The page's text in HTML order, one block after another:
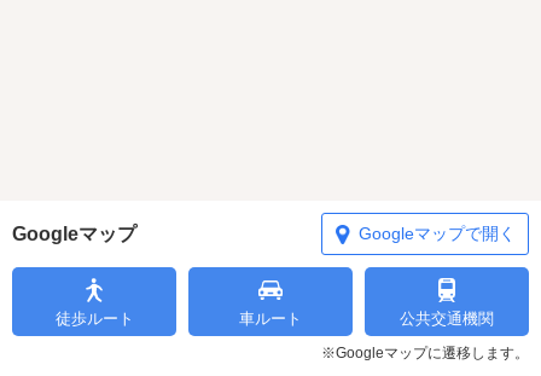
Googleマップ Googleマップで開く
徒歩ルート 車ルート 公共交通機関
※Googleマップに遷移します。